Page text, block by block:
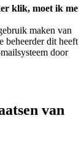
klik, moet ik me
maken van
beheerder dit heeft
door
van